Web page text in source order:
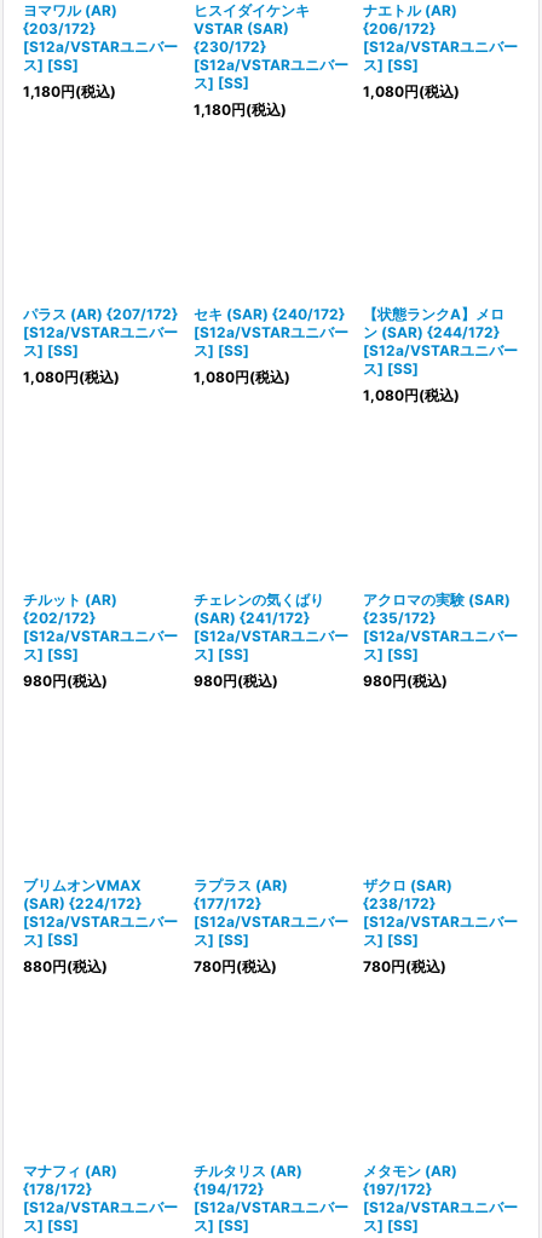
ヨマワル (AR)
{203/172}
[S12a/VSTARユニバー
ス] [SS]
1,180円(税込)
ヒスイダイケンキ
VSTAR (SAR)
{230/172}
[S12a/VSTARユニバー
ス] [SS]
1,180円(税込)
ナエトル (AR)
{206/172}
[S12a/VSTARユニバー
ス] [SS]
1,080円(税込)
パラス (AR) {207/172}
[S12a/VSTARユニバー
ス] [SS]
1,080円(税込)
セキ (SAR) {240/172}
[S12a/VSTARユニバー
ス] [SS]
1,080円(税込)
【状態ランクA】メロ
ン (SAR) {244/172}
[S12a/VSTARユニバー
ス] [SS]
1,080円(税込)
チルット (AR)
{202/172}
[S12a/VSTARユニバー
ス] [SS]
980円(税込)
チェレンの気くばり
(SAR) {241/172}
[S12a/VSTARユニバー
ス] [SS]
980円(税込)
アクロマの実験 (SAR)
{235/172}
[S12a/VSTARユニバー
ス] [SS]
980円(税込)
ブリムオンVMAX
(SAR) {224/172}
[S12a/VSTARユニバー
ス] [SS]
880円(税込)
ラプラス (AR)
{177/172}
[S12a/VSTARユニバー
ス] [SS]
780円(税込)
ザクロ (SAR)
{238/172}
[S12a/VSTARユニバー
ス] [SS]
780円(税込)
マナフィ (AR)
{178/172}
[S12a/VSTARユニバー
ス] [SS]
チルタリス (AR)
{194/172}
[S12a/VSTARユニバー
ス] [SS]
メタモン (AR)
{197/172}
[S12a/VSTARユニバー
ス] [SS]